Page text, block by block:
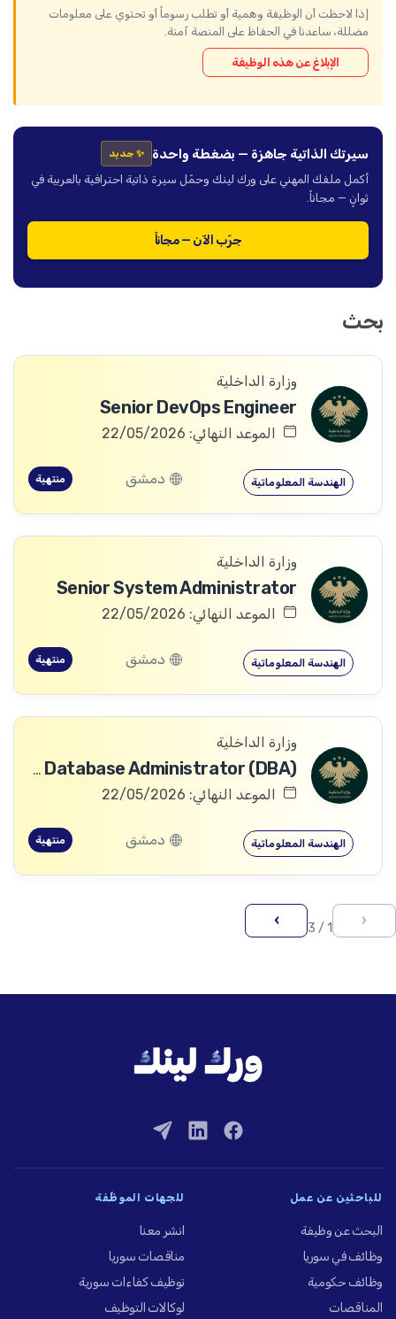
إذا لاحظت أن الوظيفة وهمية أو تطلب رسوماً أو تحتوي على معلومات
مضللة، ساعدنا في الحفاظ على المنصة آمنة.
الإبلاغ عن هذه الوظيفة
سيرتك الذاتية جاهزة — بضغطة واحدة ✨ جديد
أكمل ملفك المهني على ورك لينك وحمّل سيرة ذاتية احترافية بالعربية في
ثوانٍ — مجاناً.
جرّب الآن — مجاناً
بحث
وزارة الداخلية
Senior DevOps Engineer
الموعد النهائي: 22/05/2026
الهندسة المعلوماتية دمشق منتهية
وزارة الداخلية
Senior System Administrator
الموعد النهائي: 22/05/2026
الهندسة المعلوماتية دمشق منتهية
وزارة الداخلية
Senior Database Administrator (DBA)
الموعد النهائي: 22/05/2026
الهندسة المعلوماتية دمشق منتهية
‹
1 / 3
›
للباحثين عن عمل
البحث عن وظيفة
وظائف في سوريا
وظائف حكومية
المناقصات
للجهات الموظِّفة
انشر معنا
مناقصات سوريا
توظيف كفاءات سورية
لوكالات التوظيف